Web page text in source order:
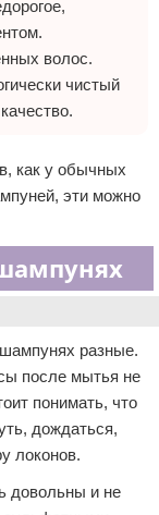
волос.
чистый
как у обычных
эти можно
разные.
после мытья не
понимать, что
дождаться,
локонов.
довольны и не